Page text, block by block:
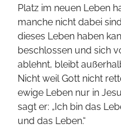
Platz im neuen Leben
manche nicht dabei
dieses Leben haben
beschlossen und sich
ablehnt, bleibt
Nicht weil Gott nicht
ewige Leben nur in
sagt er: „Ich bin das
und das Leben.“